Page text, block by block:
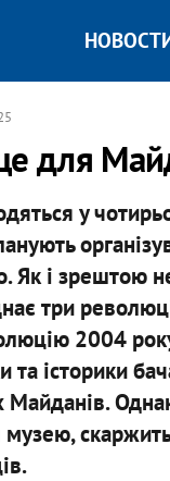
для
у
Як і зрештою
три
2004
історики